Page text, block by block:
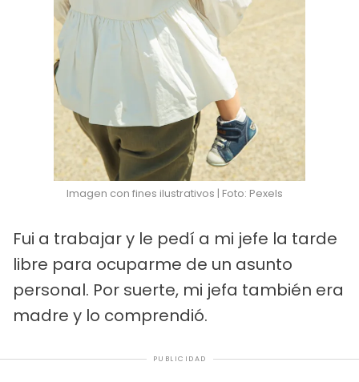
Imagen con fines ilustrativos | Foto: Pexels
Fui a trabajar y le pedí a mi jefe la tarde
libre para ocuparme de un asunto
personal. Por suerte, mi jefa también era
madre y lo comprendió.
PUBLICIDAD